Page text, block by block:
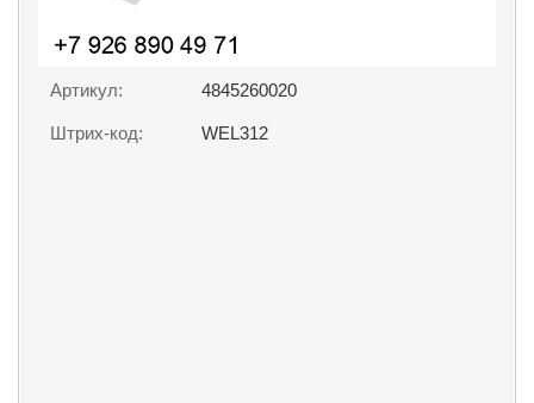
Артикул: 4845260020
Штрих-код: WEL312